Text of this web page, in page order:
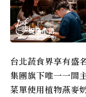
台北蔬食界享有盛
集團旗下唯一一間
菜單使用植物燕麥